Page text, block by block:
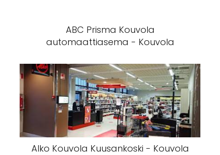
ABC Prisma Kouvola
automaattiasema - Kouvola
Alko Kouvola Kuusankoski - Kouvola